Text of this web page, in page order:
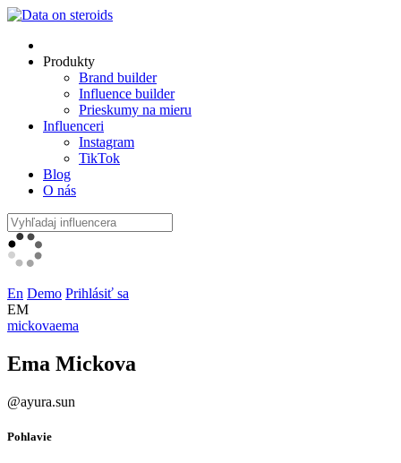
Produkty
Brand builder
Influence builder
Prieskumy na mieru
Influenceri
Instagram
TikTok
Blog
O nás
En Demo Prihlásiť sa
EM
mickovaema
Ema Mickova
@ayura.sun
Pohlavie